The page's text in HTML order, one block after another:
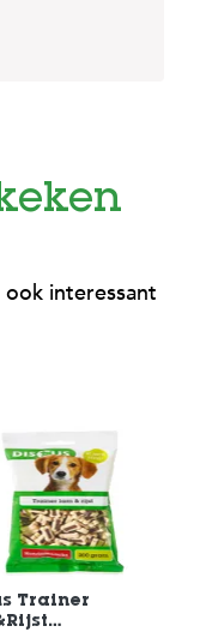
interessant
Trainer